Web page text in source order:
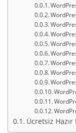
Ücretsiz Hazır